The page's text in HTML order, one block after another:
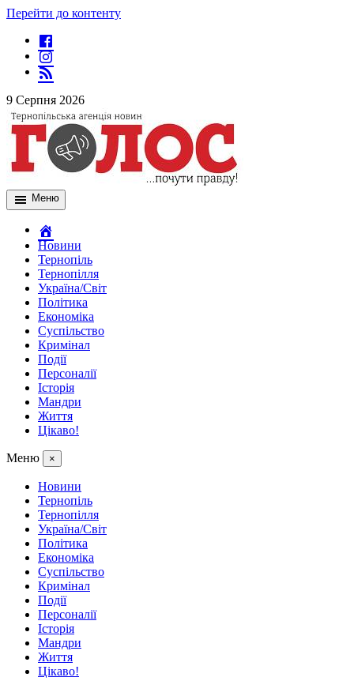
Перейти до контенту
9 Серпня 2026
Меню
Новини
Тернопіль
Тернопілля
Україна/Світ
Політика
Економіка
Суспільство
Кримінал
Події
Персоналії
Історія
Мандри
Життя
Цікаво!
Меню ×
Новини
Тернопіль
Тернопілля
Україна/Світ
Політика
Економіка
Суспільство
Кримінал
Події
Персоналії
Історія
Мандри
Життя
Цікаво!